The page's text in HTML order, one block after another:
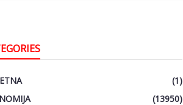
(1)
(13950)